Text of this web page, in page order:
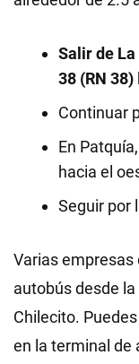
Salir de La
38 (RN 38)
Continuar
En
hacia el
Seguir por
Varias
autobús desde
Chilecito.
en la terminal de